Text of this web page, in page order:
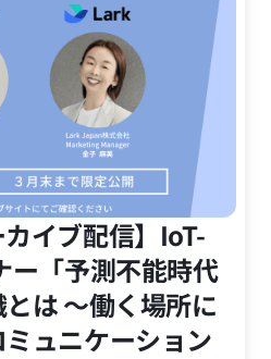
カイブ配信】IoT-
ー「予測不能時代
は 〜働く場所に
ュニケーション